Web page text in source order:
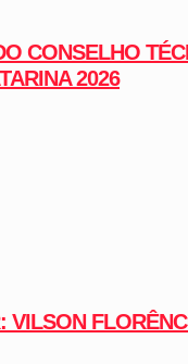
CONSELHO
2026
VILSON